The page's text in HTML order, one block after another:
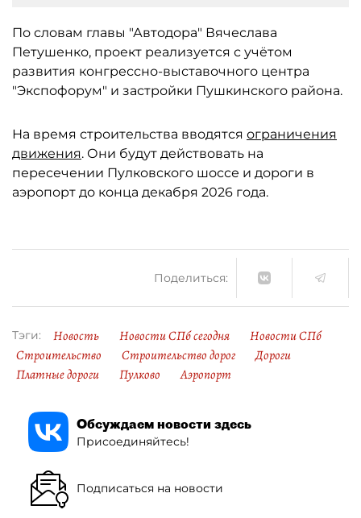
По словам главы "Автодора" Вячеслава
Петушенко, проект реализуется с учётом
развития конгрессно-выставочного центра
"Экспофорум" и застройки Пушкинского района.
На время строительства вводятся ограничения
движения. Они будут действовать на
пересечении Пулковского шоссе и дороги в
аэропорт до конца декабря 2026 года.
Поделиться:
Тэги: Новость Новости СПб сегодня
Новости СПб
Строительство
Строительство дорог
Дороги
Платные дороги
Пулково Аэропорт
Обсуждаем новости здесь
Присоединяйтесь!
Подписаться на новости